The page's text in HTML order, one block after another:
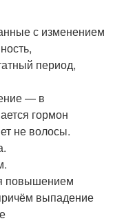
с изменением
период,
— в
гормон
не волосы.
повышением
выпадение